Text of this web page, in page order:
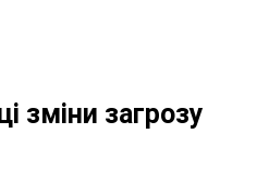
зміни загрозу